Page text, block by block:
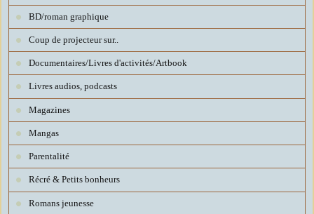
BD/roman graphique
Coup de projecteur sur..
Documentaires/Livres d'activités/Artbook
Livres audios, podcasts
Magazines
Mangas
Parentalité
Récré & Petits bonheurs
Romans jeunesse